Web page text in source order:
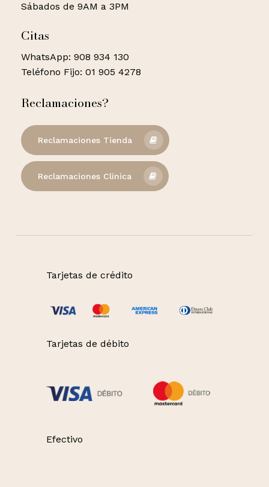
Sábados de 9AM a 3PM
Citas
WhatsApp: 908 934 130
Teléfono Fijo: 01 905 4278
Reclamaciones?
Reclamaciones Tienda
Reclamaciones Clínica
Tarjetas de crédito
Tarjetas de débito
Efectivo